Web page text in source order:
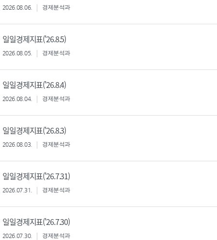
2026.08.06. 경제분석과
일일경제지표('26.8.5)
2026.08.05. 경제분석과
일일경제지표('26.8.4)
2026.08.04. 경제분석과
일일경제지표('26.8.3)
2026.08.03. 경제분석과
일일경제지표('26.7.31)
2026.07.31. 경제분석과
일일경제지표('26.7.30)
2026.07.30. 경제분석과